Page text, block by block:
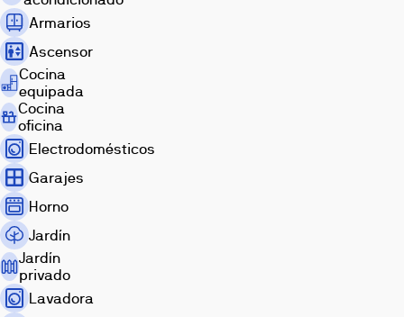
Armarios
Ascensor
Cocina
equipada
Cocina
oficina
Electrodomésticos
Garajes
Horno
Jardín
Jardín
privado
Lavadora